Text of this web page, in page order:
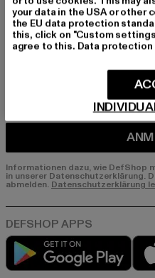
An welchen Produkten
MÄNNER
Informationen dazu, wie DefShop
in unserer Datenschutzerklärung.
abmelden.Datenschutzerklärung
your data in the USA or other
the EU data protection
this, click on "Custom
agree to this. Data protection